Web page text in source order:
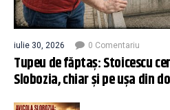
iulie 30, 2026 0 Comentariu
Tupeu de făptaș: Stoicescu
Slobozia, chiar și pe ușa din